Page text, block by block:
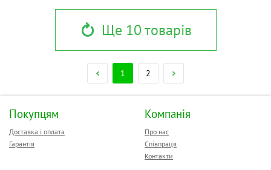
Ще 10 товарів
1 2
Покупцям
Доставка і оплата
Гарантія
Компанія
Про нас
Співпраця
Контакти